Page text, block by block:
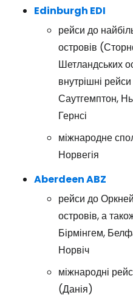
Edinburgh EDI
рейси до
островів
Шетландських
внутрішні
Саутгемптон,
Гернсі
міжнародне
Норвегія
Aberdeen ABZ
рейси до
островів, а
Бірмінгем,
Норвіч
міжнародні
(Данія)